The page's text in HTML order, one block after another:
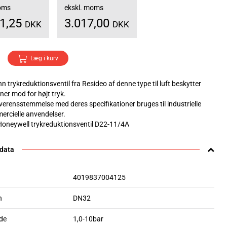
DKK
ekskl. moms
3.017,00 DKK
Læg i kurv
trykreduktionsventil fra Resideo af denne type til luft beskytter
mod for højt tryk.
med deres specifikationer bruges til industrielle
anvendelser.
trykreduktionsventil D22-11/4A
4019837004125
DN32
1,0-10bar